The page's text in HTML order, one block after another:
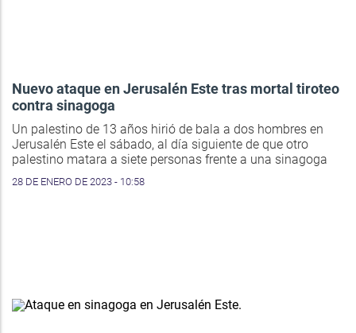
Nuevo ataque en Jerusalén Este tras mortal tiroteo
contra sinagoga
Un palestino de 13 años hirió de bala a dos hombres en
Jerusalén Este el sábado, al día siguiente de que otro
palestino matara a siete personas frente a una sinagoga
28 DE ENERO DE 2023 - 10:58